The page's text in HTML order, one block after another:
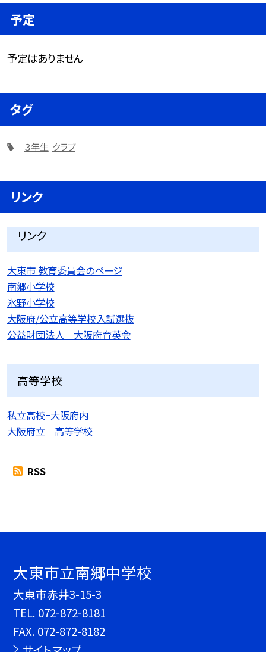
予定
予定はありません
タグ
３年生 クラブ
リンク
リンク
大東市 教育委員会のページ
南郷小学校
氷野小学校
大阪府/公立高等学校入試選抜
公益財団法人 大阪府育英会
高等学校
私立高校−大阪府内
大阪府立 高等学校
RSS
大東市立南郷中学校
大東市赤井3-15-3
TEL. 072-872-8181
FAX. 072-872-8182